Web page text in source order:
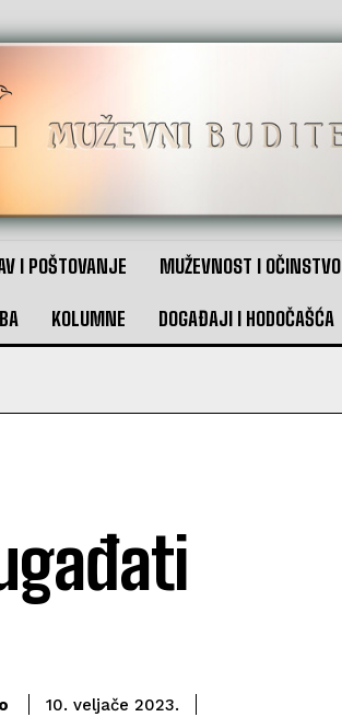
I POŠTOVANJE MUŽEVNOST I OČINSTVO
KOLUMNE DOGAĐAJI I HODOČAŠĆA
10. veljače 2023.